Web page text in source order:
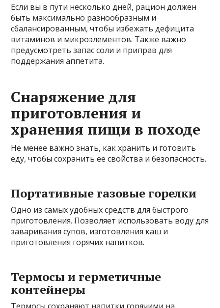
Если вы в пути несколько дней, рацион должен
быть максимально разнообразным и
сбалансированным, чтобы избежать дефицита
витаминов и микроэлементов. Также важно
предусмотреть запас соли и приправ для
поддержания аппетита.
Снаряжение для
приготовления и
хранения пищи в походе
Не менее важно знать, как хранить и готовить
еду, чтобы сохранить её свойства и безопасность.
Портативные газовые горелки
Одно из самых удобных средств для быстрого
приготовления. Позволяет использовать воду для
заваривания супов, изготовления каш и
приготовления горячих напитков.
Термосы и герметичные
контейнеры